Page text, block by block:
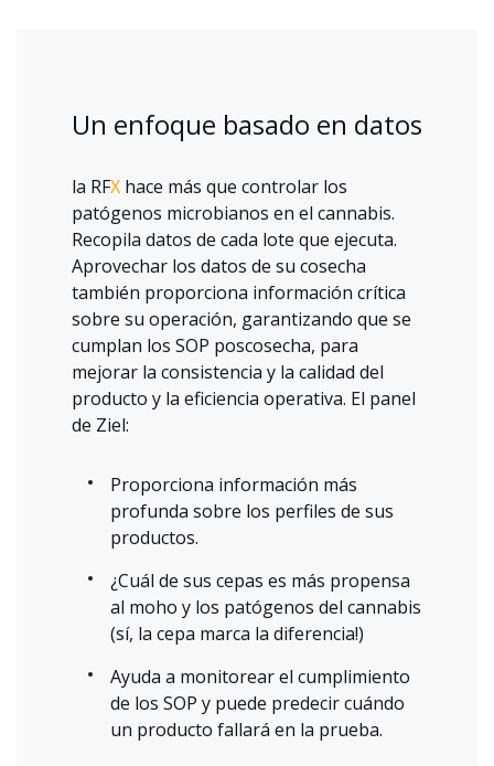
Un enfoque basado en datos
la RFX hace más que controlar los
patógenos microbianos en el cannabis.
Recopila datos de cada lote que ejecuta.
Aprovechar los datos de su cosecha
también proporciona información crítica
sobre su operación, garantizando que se
cumplan los SOP poscosecha, para
mejorar la consistencia y la calidad del
producto y la eficiencia operativa. El panel
de Ziel:
Proporciona información más
profunda sobre los perfiles de sus
productos.
¿Cuál de sus cepas es más propensa
al moho y los patógenos del cannabis
(sí, la cepa marca la diferencia!)
Ayuda a monitorear el cumplimiento
de los SOP y puede predecir cuándo
un producto fallará en la prueba.